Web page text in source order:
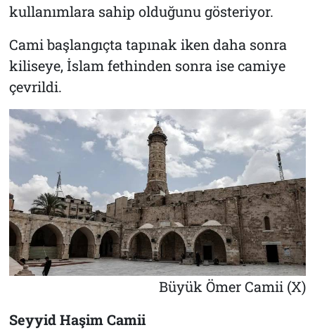
kullanımlara sahip olduğunu gösteriyor.
Cami başlangıçta tapınak iken daha sonra
kiliseye, İslam fethinden sonra ise camiye
çevrildi.
Büyük Ömer Camii (X)
Seyyid Haşim Camii